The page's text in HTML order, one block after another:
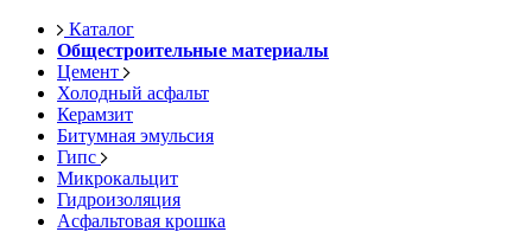
Каталог
Общестроительные материалы
Цемент
Холодный асфальт
Керамзит
Битумная эмульсия
Гипс
Микрокальцит
Гидроизоляция
Асфальтовая крошка